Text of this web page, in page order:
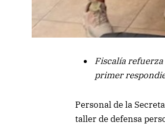
Fiscalía
primer
Personal de la
taller de defensa